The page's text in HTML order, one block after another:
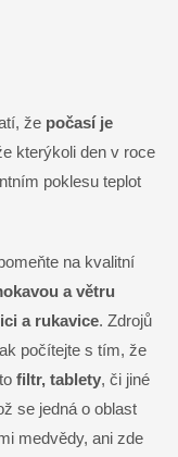
že počasí je
kterýkoli den v roce
poklesu teplot
na kvalitní
a větru
a rukavice. Zdrojů
počítejte s tím, že
filtr, tablety, či jiné
se jedná o oblast
medvědy, ani zde